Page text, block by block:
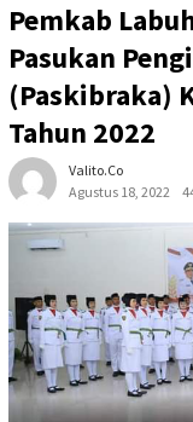
Pemkab
Pasukan
(Paskibraka)
Tahun 2022
Valito.co
Agustus 18, 2022